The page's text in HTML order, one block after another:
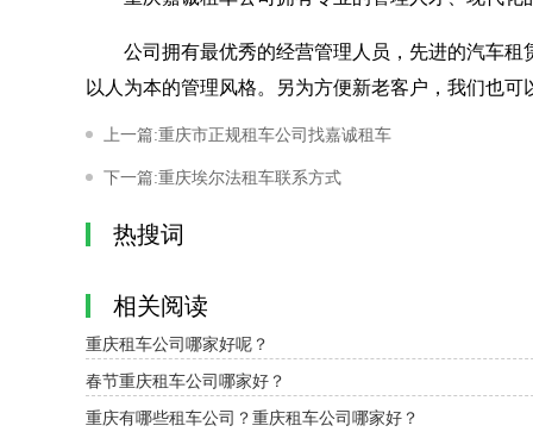
公司拥有最优秀的经营管理人员，先进的汽车租
以人为本的管理风格。另为方便新老客户，我们也可
上一篇:重庆市正规租车公司找嘉诚租车
下一篇:重庆埃尔法租车联系方式
热搜词
相关阅读
重庆租车公司哪家好呢？
春节重庆租车公司哪家好？
重庆有哪些租车公司？重庆租车公司哪家好？